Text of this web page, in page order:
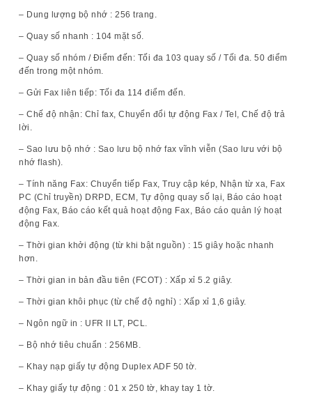
– Dung lượng bộ nhớ : 256 trang.
– Quay số nhanh : 104 mặt số.
– Quay số nhóm / Điểm đến: Tối đa 103 quay số / Tối đa. 50 điểm
đến trong một nhóm.
– Gửi Fax liên tiếp: Tối đa 114 điểm đến.
– Chế độ nhận: Chỉ fax, Chuyển đổi tự động Fax / Tel, Chế độ trả
lời.
– Sao lưu bộ nhớ : Sao lưu bộ nhớ fax vĩnh viễn (Sao lưu với bộ
nhớ flash).
– Tính năng Fax: Chuyển tiếp Fax, Truy cập kép, Nhận từ xa, Fax
PC (Chỉ truyền) DRPD, ECM, Tự động quay số lại, Báo cáo hoạt
động Fax, Báo cáo kết quả hoạt động Fax, Báo cáo quản lý hoạt
động Fax.
– Thời gian khởi động (từ khi bật nguồn) : 15 giây hoặc nhanh
hơn.
– Thời gian in bản đầu tiên (FCOT) : Xấp xỉ 5.2 giây.
– Thời gian khôi phục (từ chế độ nghỉ) : Xấp xỉ 1,6 giây.
– Ngôn ngữ in : UFR II LT, PCL.
– Bộ nhớ tiêu chuẩn : 256MB.
– Khay nạp giấy tự động Duplex ADF 50 tờ.
– Khay giấy tự động : 01 x 250 tờ, khay tay 1 tờ.